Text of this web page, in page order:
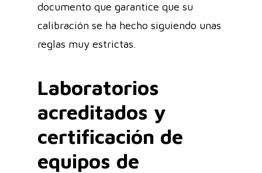
documento que garantice que su
calibración se ha hecho siguiendo unas
reglas muy estrictas.
Laboratorios
acreditados y
certificación de
equipos de